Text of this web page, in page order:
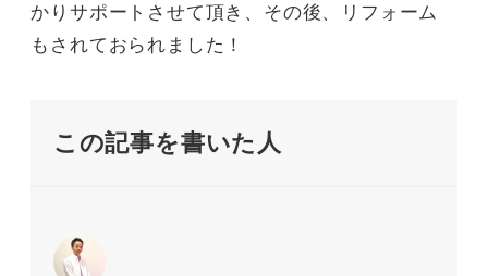
かりサポートさせて頂き、その後、リフォーム
もされておられました！
この記事を書いた人